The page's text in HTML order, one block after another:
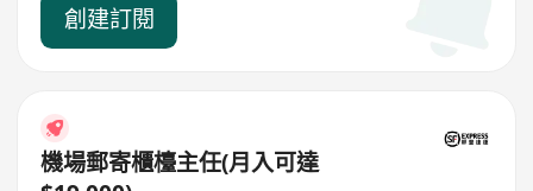
創建訂閱
機場郵寄櫃檯主任(月入可達